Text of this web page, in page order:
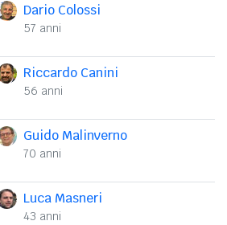
Dario Colossi
57 anni
Riccardo Canini
56 anni
Guido Malinverno
70 anni
Luca Masneri
43 anni